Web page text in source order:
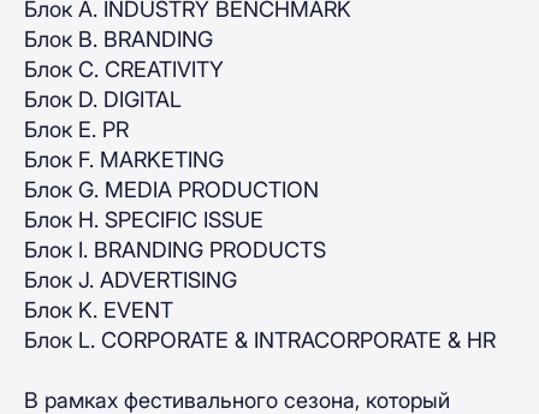
Блок A. INDUSTRY BENCHMARK
Блок B. BRANDING
Блок C. CREATIVITY
Блок D. DIGITAL
Блок E. PR
Блок F. MARKETING
Блок G. MEDIA PRODUCTION
Блок H. SPECIFIC ISSUE
Блок I. BRANDING PRODUCTS
Блок J. ADVERTISING
Блок K. EVENT
Блок L. CORPORATE & INTRACORPORATE & HR
В рамках фестивального сезона, который